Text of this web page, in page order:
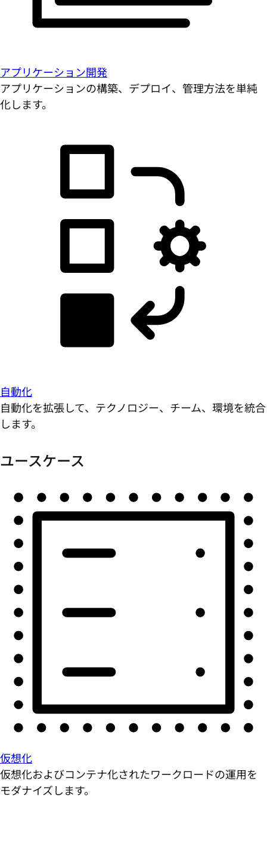
アプリケーション開発
アプリケーションの構築、デプロイ、管理方法を単純
化します。
自動化
自動化を拡張して、テクノロジー、チーム、環境を統合
します。
ユースケース
仮想化
仮想化およびコンテナ化されたワークロードの運用を
モダナイズします。